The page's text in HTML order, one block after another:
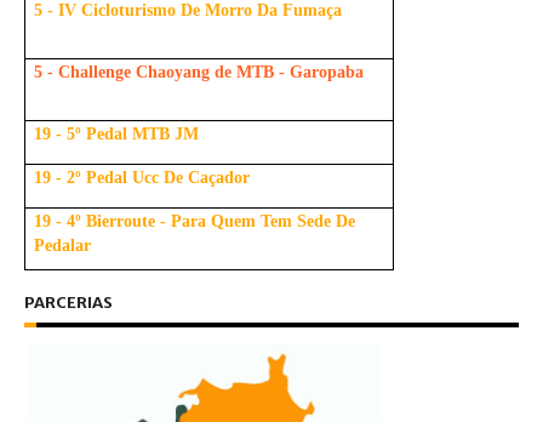
5 - IV Cicloturismo De Morro Da Fumaça
5 - Challenge Chaoyang de MTB - Garopaba
19 - 5º Pedal MTB JM
19 - 2º Pedal Ucc De Caçador
19 - 4º Bierroute - Para Quem Tem Sede De
Pedalar
PARCERIAS